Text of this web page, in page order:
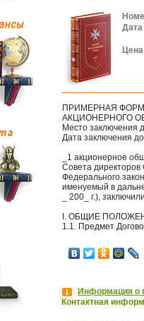
Дата
ПРИМЕРНАЯ
АКЦИОНЕРНОГО
Место заключения
Дата заключения
_1 акционерное
Совета директоров
Федерального
именуемый в
_ 200_ г.),
I. ОБЩИЕ
1.1. Предмет
Информация о
Контактная